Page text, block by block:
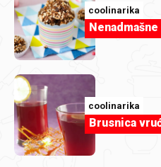
coolinarika
coolinarika
Brusnica